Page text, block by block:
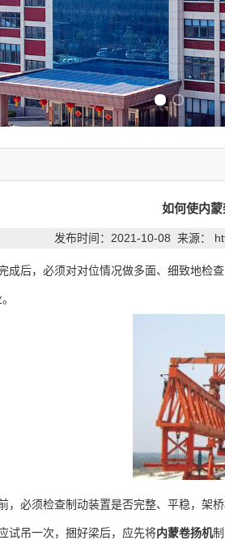
如何使内
发布时间：2021-10-08 来源：
成后，必须对对位情况做多面、细致地检
，必须检查制动装置是否完整、平稳，架
吊一次，捆好梁后，应先将内蒙卷扬机